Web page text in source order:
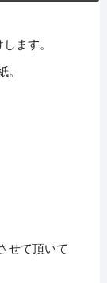
ます。
せて頂いて